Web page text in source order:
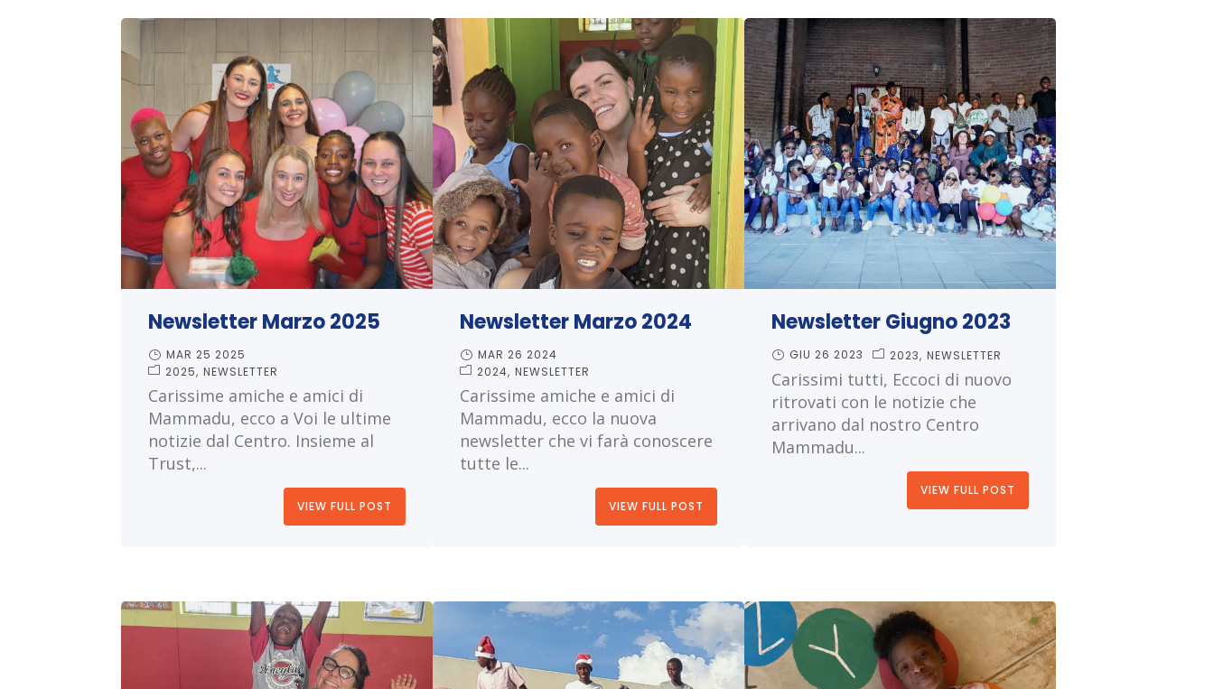
Newsletter Marzo 2025
MAR 25 2025
2025 NEWSLETTER
Carissime amiche e amici di
Mammadu, ecco a Voi le ultime
notizie dal Centro. Insieme al
Trust,...
VIEW FULL POST
Newsletter Marzo 2024
MAR 26 2024
2024 NEWSLETTER
Carissime amiche e amici di
Mammadu, ecco la nuova
newsletter che vi farà conoscere
tutte le...
VIEW FULL POST
Newsletter Giugno 2023
GIU 26 2023 2023 NEWSLETTER
Carissimi tutti, Eccoci di nuovo
ritrovati con le notizie che
arrivano dal nostro Centro
Mammadu...
VIEW FULL POST